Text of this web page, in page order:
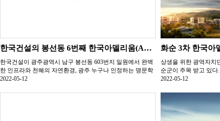
한국건설의 봉선동 6번째 한국아델리움(Adelium) 시리즈 ‘한국아델리움57’ 분양 예고
한국건설이 광주광역시 남구 봉선동 603번지 일원에서 완벽
한 인프라와 천혜의 자연환경, 광주 누구나 인정하는 명문학
군과 편리한...
2022-05-12
상생을 위한 광역자치
순군이 주목 받고 있
의 유망 배...
2022-05-12